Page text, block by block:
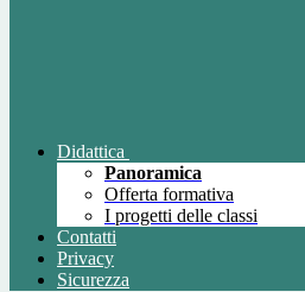
Didattica
Panoramica
Offerta formativa
I progetti delle classi
Contatti
Privacy
Sicurezza